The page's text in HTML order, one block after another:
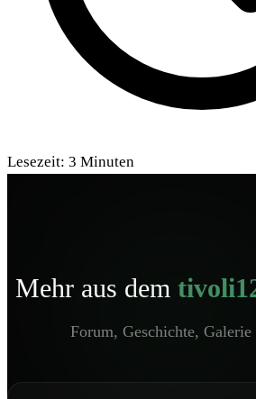
Lesezeit: 3 Minuten
Mehr aus dem
Forum, Geschichte,